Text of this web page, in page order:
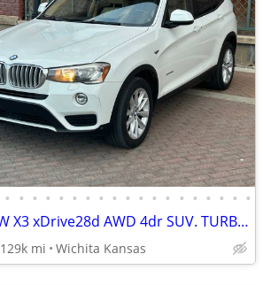
• • • • • • • • • • • • • • • • • • •
2016 BMW X3 xDrive28d AWD 4dr SUV. TURBO DIESEL! 34MPG HWY! NICE!
129k mi Wichita Kansas